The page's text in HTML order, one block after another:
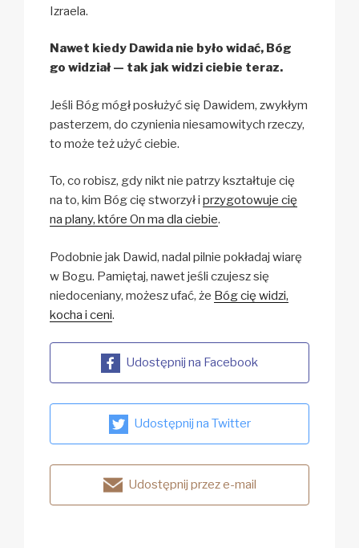
Izraela.
Nawet kiedy Dawida nie było widać, Bóg
go widział — tak jak widzi ciebie teraz.
Jeśli Bóg mógł posłużyć się Dawidem, zwykłym
pasterzem, do czynienia niesamowitych rzeczy,
to może też użyć ciebie.
To, co robisz, gdy nikt nie patrzy kształtuje cię
na to, kim Bóg cię stworzył i przygotowuje cię
na plany, które On ma dla ciebie.
Podobnie jak Dawid, nadal pilnie pokładaj wiarę
w Bogu. Pamiętaj, nawet jeśli czujesz się
niedoceniany, możesz ufać, że Bóg cię widzi,
kocha i ceni.
Udostępnij na Facebook
Udostępnij na Twitter
Udostępnij przez e-mail